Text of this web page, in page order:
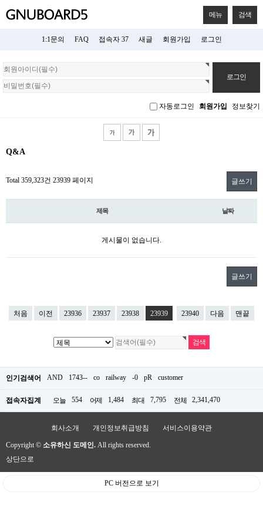
메뉴 검색
1:1문의 FAQ 접속자 37 새글 회원가입 로그인
회
원
로
자동로그인 회원가입 정보찾기
Q&A
Total 359,323건 23939 페이지 글쓰기
제목 날짜
게시물이 없습니다.
글쓰기
처음 이전 23936 23937 23938 23939 23940 다음 맨끝
인기검색어 AND 1743-- co railway -0 pR customer
접속자집계 오늘 554 어제 1,484 최대 7,795 전체 2,341,470
회사소개 개인정보취급방침 서비스이용약관
Copyright © 소유하신 도메인. All rights reserved.
상단으로
PC 버전으로 보기